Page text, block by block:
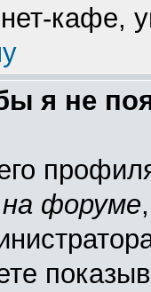
кафе,
я не
форуме